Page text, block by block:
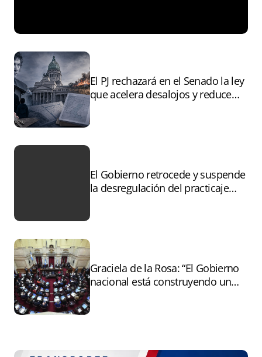
El PJ rechazará en el Senado la ley
que acelera desalojos y reduce
El Gobierno retrocede y suspende
la desregulación del practicaje
Graciela de la Rosa: “El Gobierno
nacional está construyendo un